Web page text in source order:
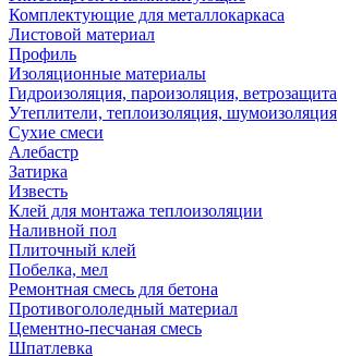
Комплектующие для металлокаркаса
Листовой материал
Профиль
Изоляционные материалы
Гидроизоляция, пароизоляция, ветрозащита
Утеплители, теплоизоляция, шумоизоляция
Сухие смеси
Алебастр
Затирка
Известь
Клей для монтажа теплоизоляции
Наливной пол
Плиточный клей
Побелка, мел
Ремонтная смесь для бетона
Противогололедный материал
Цементно-песчаная смесь
Шпатлевка